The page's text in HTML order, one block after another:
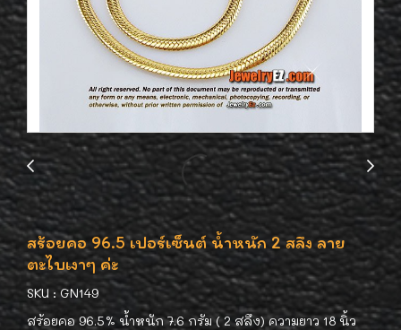
สร้อยคอ 96.5 เปอร์เซ็นต์ น้ำหนัก 2 สลึง ลาย
ตะไบเงาๆ ค่ะ
SKU : GN149
สร้อยคอ 96.5% น้ำหนัก 7.6 กรัม ( 2 สลึง) ความยาว 18 นิ้ว